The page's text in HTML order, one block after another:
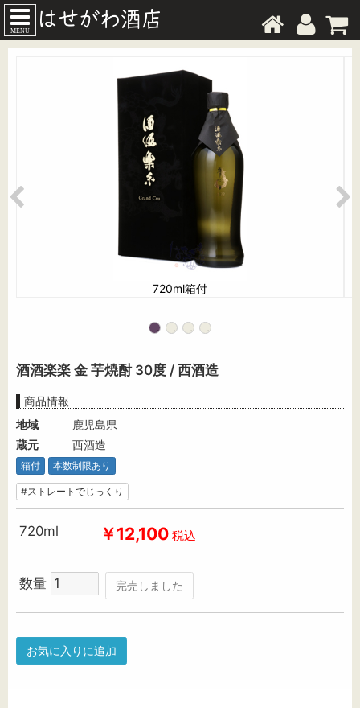
MENU
720ml箱付
酒酒楽楽 金 芋焼酎 30度 / 西酒造
商品情報
地域
鹿児島県
蔵元
西酒造
箱付 本数制限あり
#ストレートでじっくり
720ml ￥12,100 税込
数量 完売しました
お気に入りに追加